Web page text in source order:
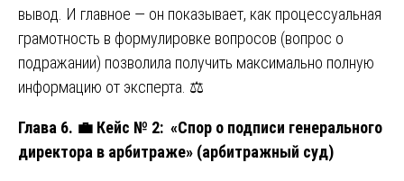
вывод. И главное — он показывает, как процессуальная
грамотность в формулировке вопросов (вопрос о
подражании) позволила получить максимально полную
информацию от эксперта. ⚖️
Глава 6. 💼 Кейс № 2: «Спор о подписи генерального
директора в арбитраже» (арбитражный суд)